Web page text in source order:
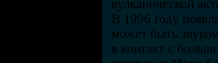
вулканической
В 1996 году
может быть
в контакт с